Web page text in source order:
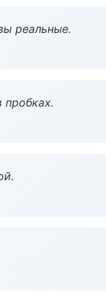
реальные.